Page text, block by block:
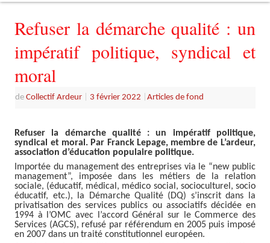
Refuser la démarche qualité : un
impératif politique, syndical et
moral
deCollectif Ardeur 3 février 2022 |Articles de fond
Refuser la démarche qualité : un impératif politique,
syndical et moral. Par Franck Lepage, membre de L’ardeur,
association d’éducation populaire politique.
Importée du management des entreprises via le “new public
management”, imposée dans les métiers de la relation
sociale, (éducatif, médical, médico social, socioculturel, socio
éducatif, etc.), la Démarche Qualité (DQ) s’inscrit dans la
privatisation des services publics ou associatifs décidée en
1994 à l’OMC avec l’accord Général sur le Commerce des
Services (AGCS), refusé par référendum en 2005 puis imposé
en 2007 dans un traité constitutionnel européen.